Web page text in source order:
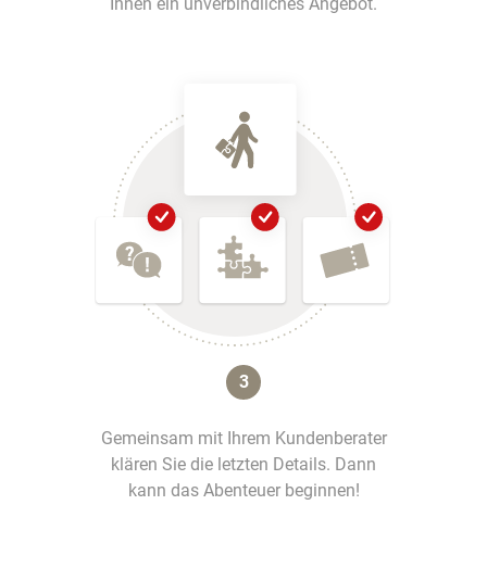
3
Gemeinsam mit Ihrem Kundenberater
klären Sie die letzten Details. Dann
kann das Abenteuer beginnen!